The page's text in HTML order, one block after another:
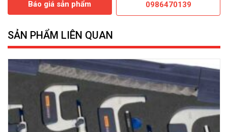
Báo giá sản phẩm 0986470139
SẢN PHẨM LIÊN QUAN